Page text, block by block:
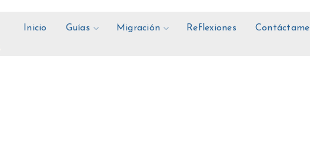
Inicio Guías Migración Reflexiones Contáctame